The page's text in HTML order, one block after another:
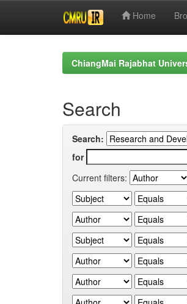
Home
ChiangMai Rajabhat
Search
Search:
for
Current filters: